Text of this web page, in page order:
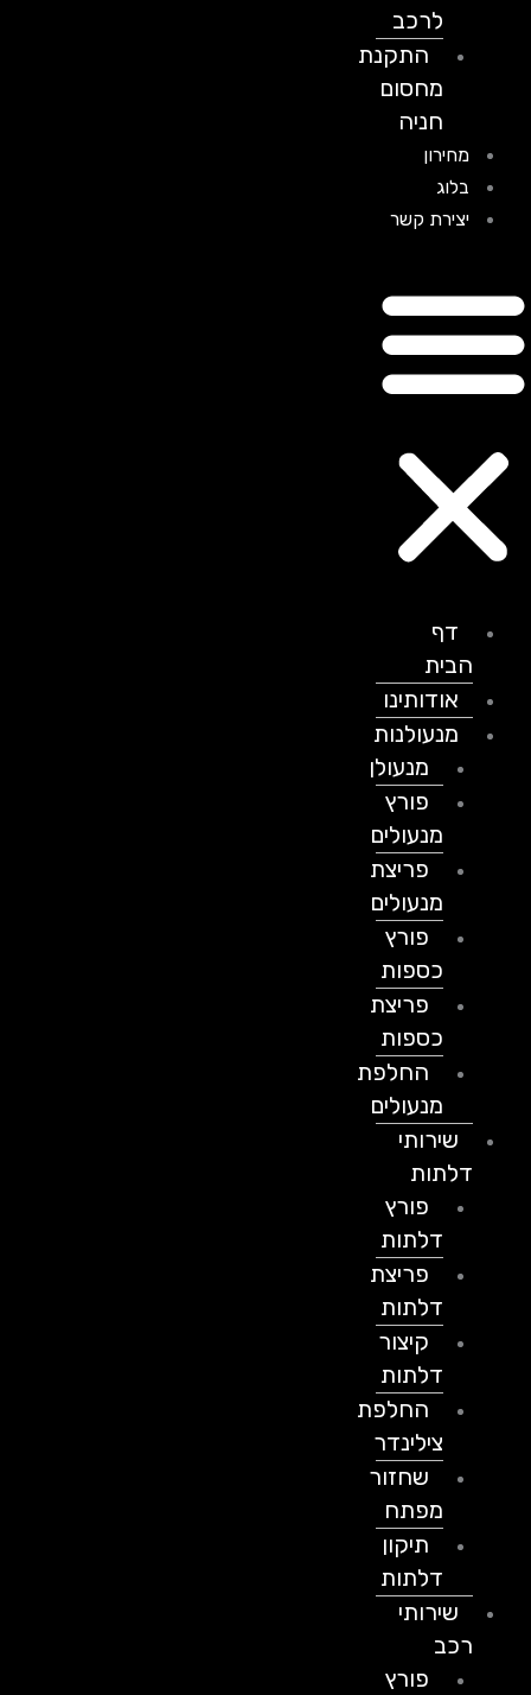
לרכב
התקנת
מחסום
חניה
מחירון
בלוג
יצירת קשר
דף
הבית
אודותינו
מנעולנות
מנעולן
פורץ
מנעולים
פריצת
מנעולים
פורץ
כספות
פריצת
כספות
החלפת
מנעולים
שירותי
דלתות
פורץ
דלתות
פריצת
דלתות
קיצור
דלתות
החלפת
צילינדר
שחזור
מפתח
תיקון
דלתות
שירותי
פורץ